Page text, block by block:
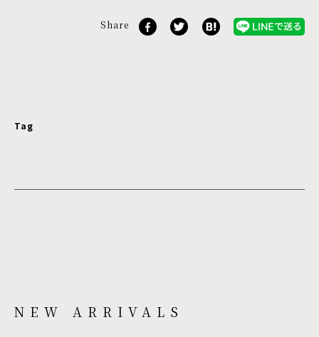
Share
Tag
NEW ARRIVALS